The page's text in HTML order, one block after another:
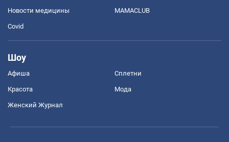
Новости медицины MAMACLUB
Covid
Шоу
Афиша Сплетни
Красота Мода
Женский Журнал